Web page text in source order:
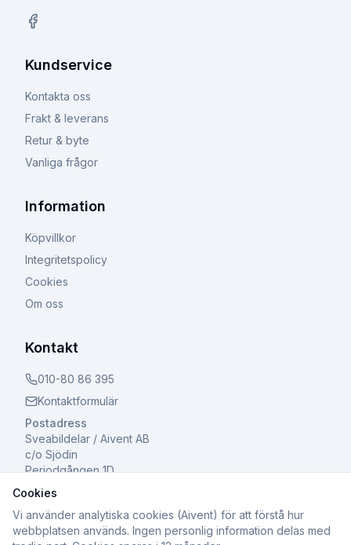
Kundservice
Kontakta oss
Frakt & leverans
Retur & byte
Vanliga frågor
Information
Köpvillkor
Integritetspolicy
Cookies
Om oss
Kontakt
010-80 86 395
Kontaktformulär
Postadress
Sveabildelar / Aivent AB
c/o Sjödin
Periodgången 1D
611 37 Nyköping
Cookies
Vi använder analytiska cookies (Aivent) för att förstå hur
webbplatsen används. Ingen personlig information delas med